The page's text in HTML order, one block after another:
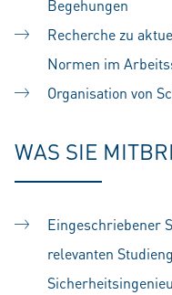
Begehungen
Recherche zu
Normen im
Organisation von
WAS SIE
Eingeschriebener
relevanten